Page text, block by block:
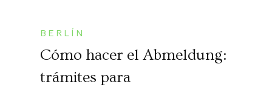
BERLÍN
Cómo hacer el Abmeldung:
trámites para